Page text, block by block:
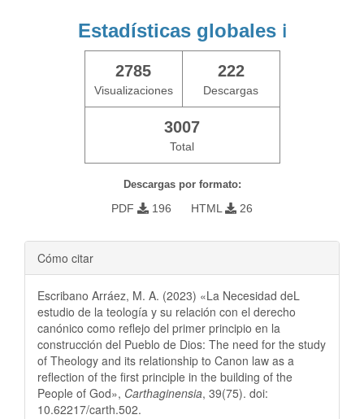
Estadísticas globales ℹ️
2785
Visualizaciones
222
Descargas
3007
Total
Descargas por formato:
PDF 196 HTML 26
Cómo citar
Escribano Arráez, M. A. (2023) «La Necesidad deL
estudio de la teología y su relación con el derecho
canónico como reflejo del primer principio en la
construcción del Pueblo de Dios: The need for the study
of Theology and its relationship to Canon law as a
reflection of the first principle in the building of the
People of God», Carthaginensia, 39(75). doi:
10.62217/carth.502.